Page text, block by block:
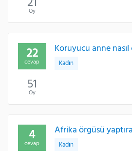
Oy
Koruyucu anne
Kadın
22
cevap
51
Oy
Afrika örgüsü
Kadın
4
cevap